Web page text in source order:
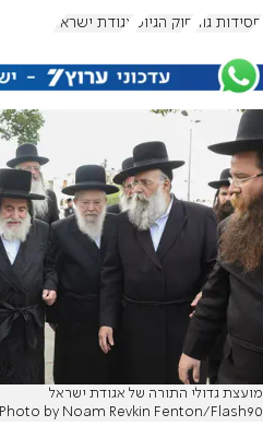
חסידות גור חוק הגיוס אגודת ישראל
מועצת גדולי התורה של אגודת ישראל
Photo by Noam Revkin Fenton/Flash90